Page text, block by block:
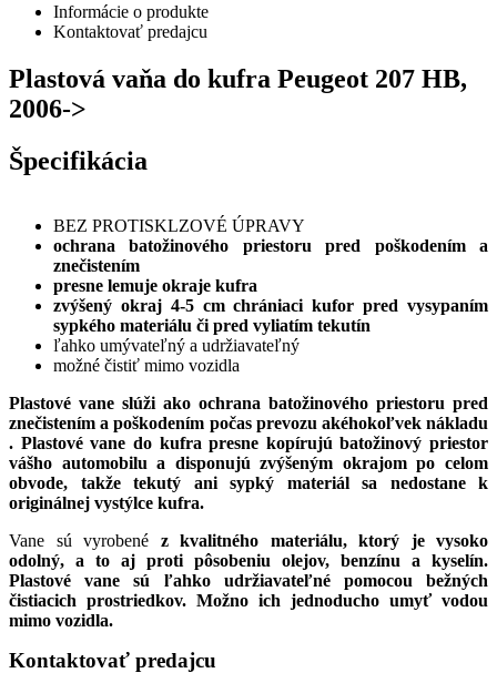
Informácie o produkte
Kontaktovať predajcu
Plastová vaňa do kufra Peugeot 207 HB,
2006->
Špecifikácia
BEZ PROTISKLZOVÉ ÚPRAVY
ochrana batožinového priestoru pred poškodením a
znečistením
presne lemuje okraje kufra
zvýšený okraj 4-5 cm chrániaci kufor pred vysypaním
sypkého materiálu či pred vyliatím tekutín
ľahko umývateľný a udržiavateľný
možné čistiť mimo vozidla
Plastové vane slúži ako ochrana batožinového priestoru pred
znečistením a poškodením počas prevozu akéhokoľvek nákladu
. Plastové vane do kufra presne kopírujú batožinový priestor
vášho automobilu a disponujú zvýšeným okrajom po celom
obvode, takže tekutý ani sypký materiál sa nedostane k
originálnej vystýlce kufra.
Vane sú vyrobené z kvalitného materiálu, ktorý je vysoko
odolný, a to aj proti pôsobeniu olejov, benzínu a kyselín.
Plastové vane sú ľahko udržiavateľné pomocou bežných
čistiacich prostriedkov. Možno ich jednoducho umyť vodou
mimo vozidla.
Kontaktovať predajcu